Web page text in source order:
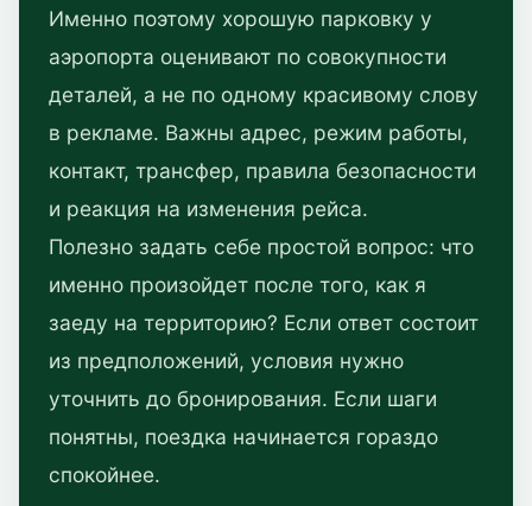
Именно поэтому хорошую парковку у
аэропорта оценивают по совокупности
деталей, а не по одному красивому слову
в рекламе. Важны адрес, режим работы,
контакт, трансфер, правила безопасности
и реакция на изменения рейса.
Полезно задать себе простой вопрос: что
именно произойдет после того, как я
заеду на территорию? Если ответ состоит
из предположений, условия нужно
уточнить до бронирования. Если шаги
понятны, поездка начинается гораздо
спокойнее.